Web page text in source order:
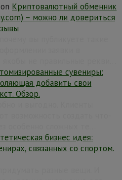
on Криптовалютный обменник
– можно ли довериться
сувениры:
добавить свои
Обзор.
бизнес идея:
связанных со спортом.